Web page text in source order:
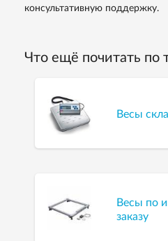
консультативную поддержку.
Что ещё почитать по
Весы
Весы по
заказу